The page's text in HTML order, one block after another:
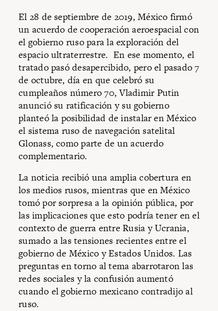
El 28 de septiembre de 2019, México firmó
un acuerdo de cooperación aeroespacial con
el gobierno ruso para la exploración del
espacio ultraterrestre. En ese momento, el
tratado pasó desapercibido, pero el pasado 7
de octubre, día en que celebró su
cumpleaños número 70, Vladimir Putin
anunció su ratificación y su gobierno
planteó la posibilidad de instalar en México
el sistema ruso de navegación satelital
Glonass, como parte de un acuerdo
complementario.
La noticia recibió una amplia cobertura en
los medios rusos, mientras que en México
tomó por sorpresa a la opinión pública, por
las implicaciones que esto podría tener en el
contexto de guerra entre Rusia y Ucrania,
sumado a las tensiones recientes entre el
gobierno de México y Estados Unidos. Las
preguntas en torno al tema abarrotaron las
redes sociales y la confusión aumentó
cuando el gobierno mexicano contradijo al
ruso.